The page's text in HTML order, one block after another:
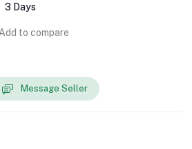
3 Days
Add to compare
Message Seller